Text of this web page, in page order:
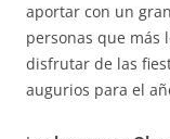
aportar con un
personas que más
disfrutar de las
augurios para el